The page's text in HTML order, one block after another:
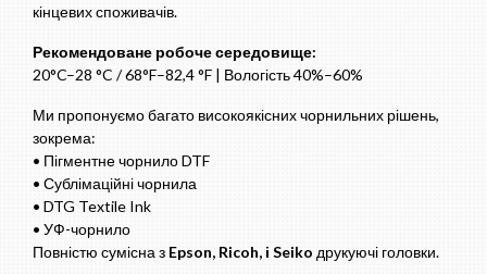
кінцевих споживачів.
Рекомендоване робоче середовище:
20°C–28 °C / 68°F–82,4 °F | Вологість 40%–60%
Ми пропонуємо багато високоякісних чорнильних рішень,
зокрема:
• Пігментне чорнило DTF
• Сублімаційні чорнила
• DTG Textile Ink
• УФ-чорнило
Повністю сумісна з Epson, Ricoh, і Seiko друкуючі головки.